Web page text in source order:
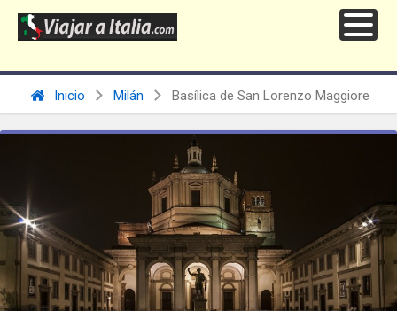
Inicio Milán Basílica de San Lorenzo Maggiore